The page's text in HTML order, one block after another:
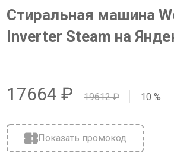
Стиральная машина
Inverter Steam на
17664 ₽ 19612₽ 10 %
Показать промокод